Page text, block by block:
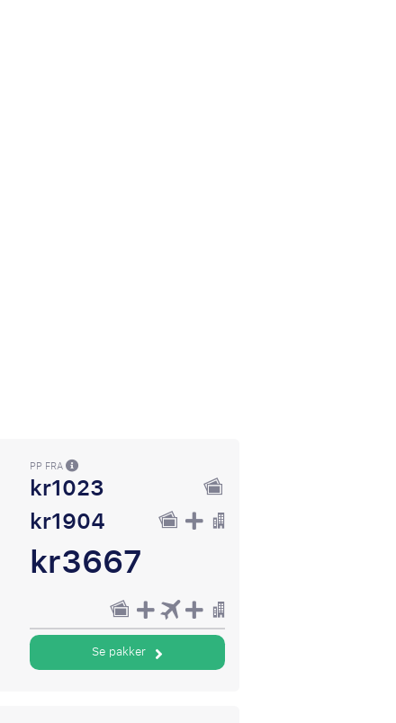
PP FRA
kr1023
kr1904
kr3667
Se pakker